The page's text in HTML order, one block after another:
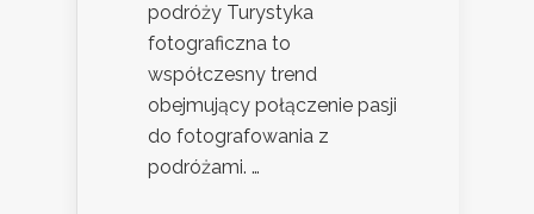
podróży Turystyka
fotograficzna to
współczesny trend
obejmujący połączenie pasji
do fotografowania z
podróżami. …